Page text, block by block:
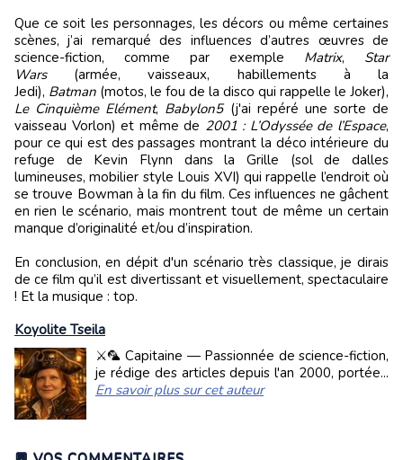
Que ce soit les personnages, les décors ou même certaines
scènes, j’ai remarqué des influences d’autres œuvres de
science-fiction, comme par exemple Matrix, Star
Wars(armée, vaisseaux, habillements à la
Jedi), Batman (motos, le fou de la disco qui rappelle le Joker),
Le Cinquième Elément, Babylon5(j'ai repéré une sorte de
vaisseau Vorlon) et même de 2001 : L’Odyssée de l’Espace,
pour ce qui est des passages montrant la déco intérieure du
refuge de Kevin Flynn dans la Grille (sol de dalles
lumineuses, mobilier style Louis XVI) qui rappelle l’endroit où
se trouve Bowman à la fin du film. Ces influences ne gâchent
en rien le scénario, mais montrent tout de même un certain
manque d’originalité et/ou d’inspiration.
En conclusion, en dépit d'un scénario très classique, je dirais
de ce film qu’il est divertissant et visuellement, spectaculaire
! Et la musique : top.
Koyolite Tseila
⚔️🦜 Capitaine — Passionnée de science-fiction,
je rédige des articles depuis l'an 2000, portée...
En savoir plus sur cet auteur